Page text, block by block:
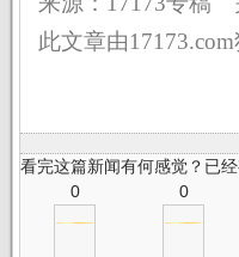
此文章由
看完这篇新闻有何感觉？已
0
0